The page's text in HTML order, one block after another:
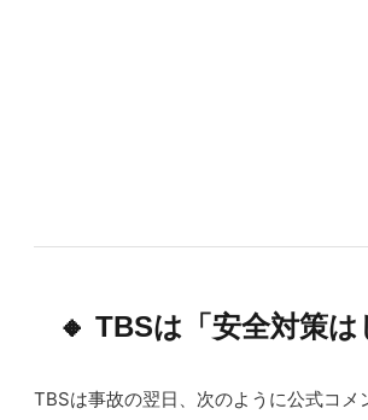
🔸 TBSは「安全対策
TBSは事故の翌日、次のように公式コメ